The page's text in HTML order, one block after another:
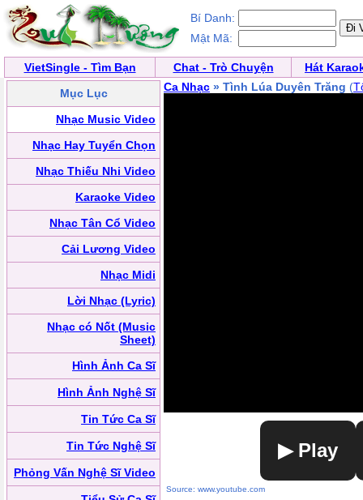
Bí Danh:
Mật Mã:
VietSingle - Tìm Bạn Chat - Trò Chuyện
Hát
Mục Lục
Nhạc Music Video
Nhạc Hay Tuyển Chọn
Nhạc Thiếu Nhi Video
Karaoke Video
Nhạc Tân Cổ Video
Cải Lương Video
Nhạc Midi
Lời Nhạc (Lyric)
Nhạc có Nốt (Music
Sheet)
Hình Ảnh Ca Sĩ
Hình Ảnh Nghệ Sĩ
Tin Tức Ca Sĩ
Tin Tức Nghệ Sĩ
Phỏng Vấn Nghệ Sĩ Video
Ca Nhạc » Tình Lúa Duyên Trăng (
▶ Play
Source: www.youtube.com